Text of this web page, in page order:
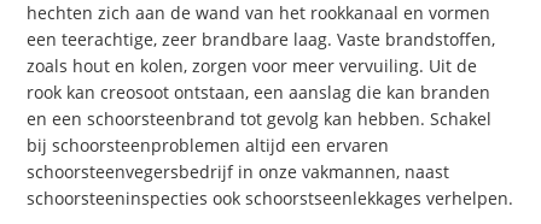
hechten zich aan de wand van het rookkanaal en vormen
een teerachtige, zeer brandbare laag. Vaste brandstoffen,
zoals hout en kolen, zorgen voor meer vervuiling. Uit de
rook kan creosoot ontstaan, een aanslag die kan branden
en een schoorsteenbrand tot gevolg kan hebben. Schakel
bij schoorsteenproblemen altijd een ervaren
schoorsteenvegersbedrijf in onze vakmannen, naast
schoorsteeninspecties ook schoorstseenlekkages verhelpen.